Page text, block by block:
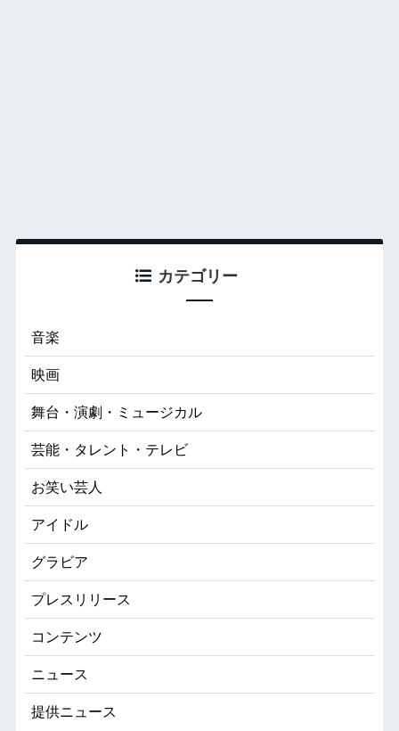
カテゴリー
音楽
映画
舞台・演劇・ミュージカル
芸能・タレント・テレビ
お笑い芸人
アイドル
グラビア
プレスリリース
コンテンツ
ニュース
提供ニュース